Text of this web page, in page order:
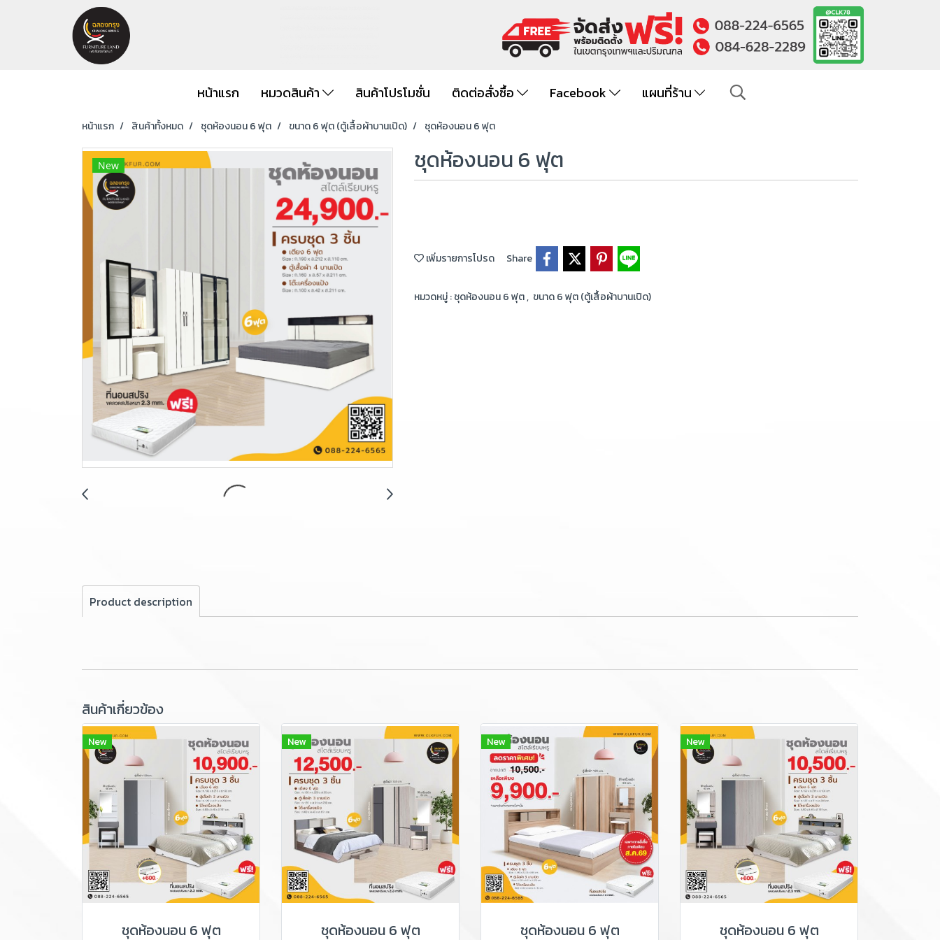
หน้าแรก หมวดสินค้า สินค้าโปรโมชั่น ติดต่อสั่งซื้อ Facebook แผนที่ร้าน
หน้าแรก สินค้าทั้งหมด ชุดห้องนอน 6 ฟุต ขนาด 6 ฟุต (ตู้เสื้อผ้าบานเปิด) ชุดห้องนอน 6 ฟุต
New ชุดห้องนอน 6 ฟุต
เพิ่มรายการโปรด Share
หมวดหมู่ :ชุดห้องนอน 6 ฟุต, ขนาด 6 ฟุต (ตู้เสื้อผ้าบานเปิด)
Product description
สินค้าเกี่ยวข้อง
New
ชุดห้องนอน 6 ฟุต
New
ชุดห้องนอน 6 ฟุต
New
ชุดห้องนอน 6 ฟุต
New
ชุดห้องนอน 6 ฟุต